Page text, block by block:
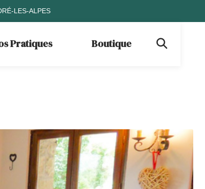
LES-ALPES
Pratiques Boutique